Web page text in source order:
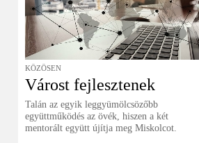
KÖZÖSEN
Várost fejlesztenek
Talán az egyik leggyümölcsözőbb
együttműködés az övék, hiszen a két
mentorált együtt újítja meg Miskolcot.